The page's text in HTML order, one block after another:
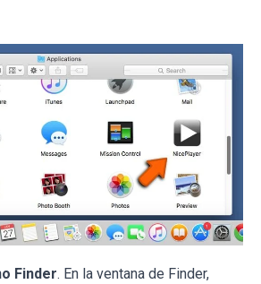
Finder. En la ventana de Finder,